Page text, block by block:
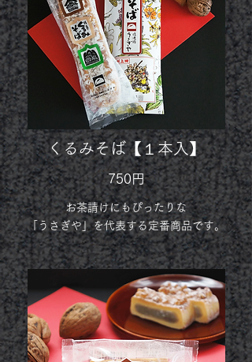
くるみそば【１本入】
750円
お茶請けにもぴったりな
「うさぎや」を代表する定番商品です。